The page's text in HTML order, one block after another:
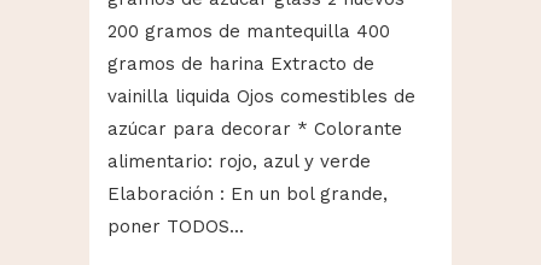
200 gramos de mantequilla 400
gramos de harina Extracto de
vainilla liquida Ojos comestibles de
azúcar para decorar * Colorante
alimentario: rojo, azul y verde
Elaboración : En un bol grande,
poner TODOS...